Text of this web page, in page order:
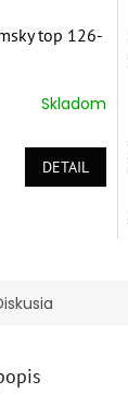
top 126-
Skladom
DETAIL